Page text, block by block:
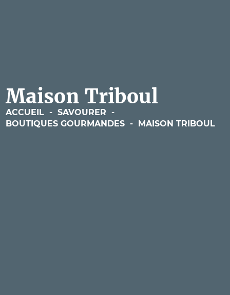
Maison Triboul
ACCUEIL - SAVOURER -
BOUTIQUES GOURMANDES - MAISON TRIBOUL